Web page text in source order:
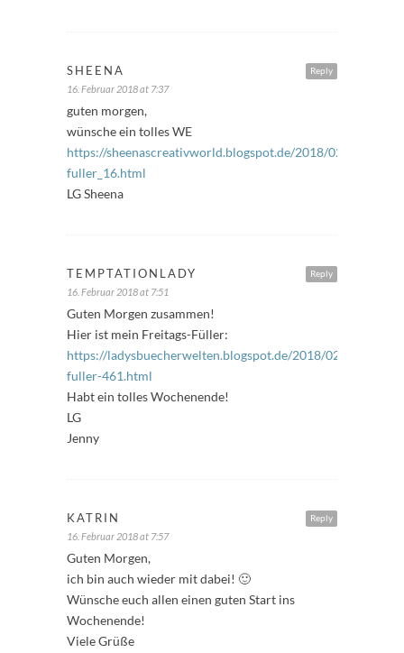
Reply
SHEENA
16. Februar 2018 at 7:37
guten morgen,
wünsche ein tolles WE
https://sheenascreativworld.blogspot.de/2018/02/freitags-
fuller_16.html
LG Sheena
Reply
TEMPTATIONLADY
16. Februar 2018 at 7:51
Guten Morgen zusammen!
Hier ist mein Freitags-Füller:
https://ladysbuecherwelten.blogspot.de/2018/02/freitags-
fuller-461.html
Habt ein tolles Wochenende!
LG
Jenny
Reply
KATRIN
16. Februar 2018 at 7:57
Guten Morgen,
ich bin auch wieder mit dabei! 🙂
Wünsche euch allen einen guten Start ins
Wochenende!
Viele Grüße